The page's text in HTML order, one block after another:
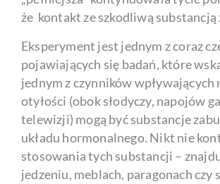
że kontakt ze szkodliwą substancją
Eksperyment jest jednym z coraz
pojawiających się badań, które
jednym z czynników wpływających
otyłości (obok słodyczy, napojów
telewizji) mogą być substancje
układu hormonalnego. Nikt nie
stosowania tych substancji –
jedzeniu, meblach, paragonach czy